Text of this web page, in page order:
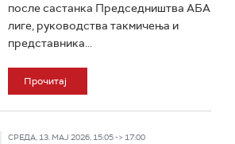
после састанка Председништва АБА
лиге, руководства такмичења и
представника...
Прочитај
СРЕДА, 13. МАЈ 2026, 15:05 -> 17:00